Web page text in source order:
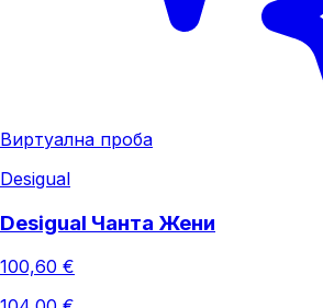
Виртуална проба
Desigual
Desigual Чанта Жени
100,60 €